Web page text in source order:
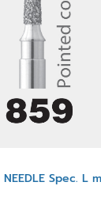
Spec. L